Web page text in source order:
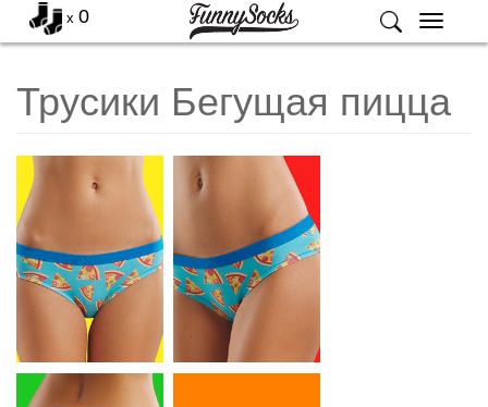
Меню
x 0
Трусики Бегущая пицца